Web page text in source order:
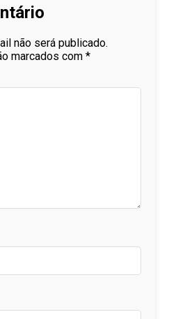
não será publicado.
marcados com *